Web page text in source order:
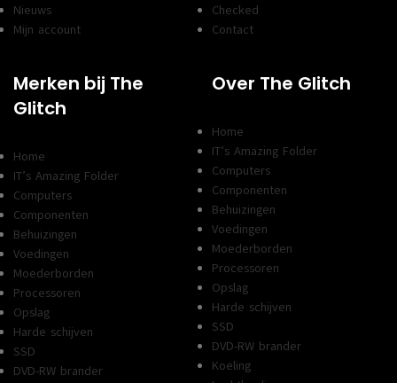
Nieuws
Mijn account
Checked
Contact
Merken bij The
Glitch
Home
IT’s Amazing Folder
Computers
Componenten
Behuizingen
Voedingen
Moederborden
Processoren
Opslag
Harde schijven
SSD
DVD-RW brander
Over The Glitch
Home
IT’s Amazing Folder
Computers
Componenten
Behuizingen
Voedingen
Moederborden
Processoren
Opslag
Harde schijven
SSD
DVD-RW brander
Koeling